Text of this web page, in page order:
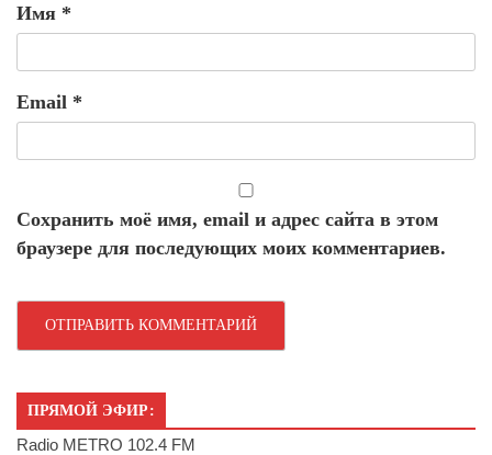
Имя *
Email *
Сохранить моё имя, email и адрес сайта в этом
браузере для последующих моих комментариев.
ПРЯМОЙ ЭФИР:
Radio METRO 102.4 FM